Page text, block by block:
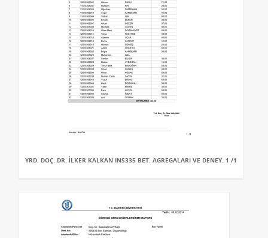
YRD. DOÇ. DR. İLKER KALKAN INS335 BET. AGREGALARI VE DENEY. 1 /1